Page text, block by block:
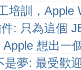
培訓，Apple
: 只為這個
想出一
是夢: 最受歡